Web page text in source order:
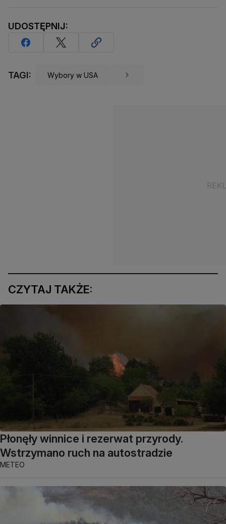
UDOSTĘPNIJ:
TAGI: Wybory w USA
CZYTAJ TAKŻE:
Płonęły winnice i rezerwat przyrody.
Wstrzymano ruch na autostradzie
METEO